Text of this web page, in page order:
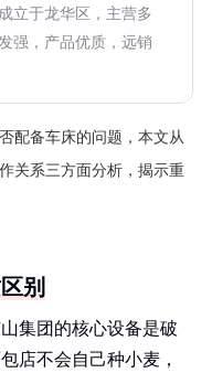
立于龙华区，主营多
强，产品优质，远销
配备车床的问题，本文从
关系三方面分析，揭示重
别
集团的核心设备是破
店不会自己种小麦，